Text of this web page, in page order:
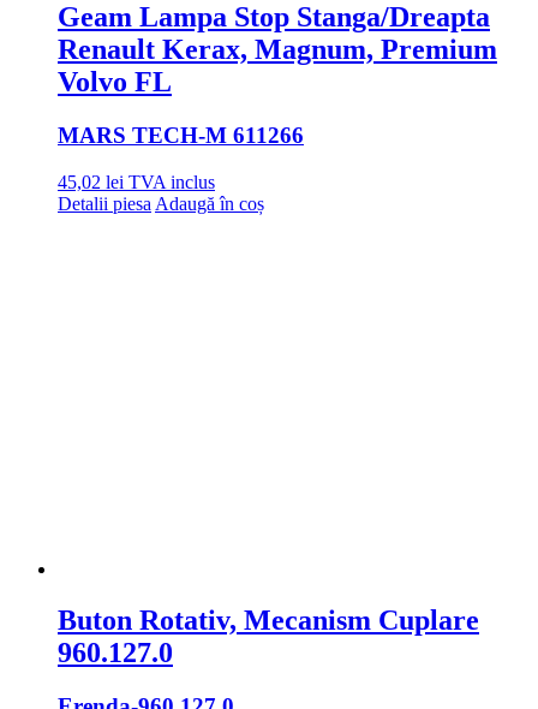
Geam Lampa Stop Stanga/Dreapta
Renault Kerax, Magnum, Premium
Volvo FL
MARS TECH-M 611266
45,02 lei TVA inclus
Detalii piesa Adaugă în coș
Buton Rotativ, Mecanism Cuplare
960.127.0